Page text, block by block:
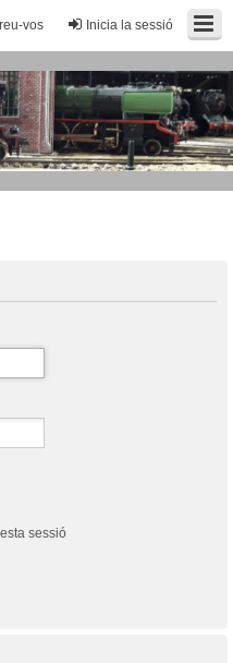
Inicia la sessió
vos
sessió